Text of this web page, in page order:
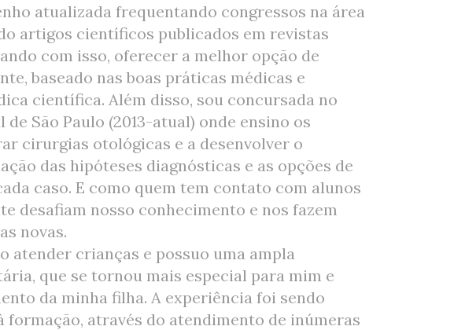
atualizada frequentando congressos na área
artigos científicos publicados em revistas
com isso, oferecer a melhor opção de
baseado nas boas práticas médicas e
científica. Além disso, sou concursada no
São Paulo (2013-atual) onde ensino os
cirurgias otológicas e a desenvolver o
das hipóteses diagnósticas e as opções de
caso. E como quem tem contato com alunos
desafiam nosso conhecimento e nos fazem
novas.
atender crianças e possuo uma ampla
que se tornou mais especial para mim e
da minha filha. A experiência foi sendo
através do atendimento de inúmeras